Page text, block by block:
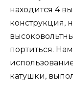
находится 4
конструкция,
портиться.
катушки,